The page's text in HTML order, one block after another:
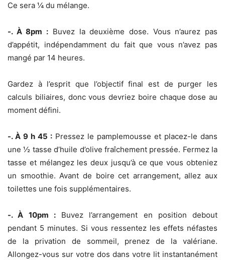
Ce sera ¼ du mélange.
-. À 8pm : Buvez la deuxième dose. Vous n’aurez pas
d’appétit, indépendamment du fait que vous n’avez pas
mangé par 14 heures.
Gardez à l’esprit que l’objectif final est de purger les
calculs biliaires, donc vous devriez boire chaque dose au
moment défini.
-. À 9 h 45 : Pressez le pamplemousse et placez-le dans
une ½ tasse d’huile d’olive fraîchement pressée. Fermez la
tasse et mélangez les deux jusqu’à ce que vous obteniez
un smoothie. Avant de boire cet arrangement, allez aux
toilettes une fois supplémentaires.
-. À 10pm :Buvez l’arrangement en position debout
pendant 5 minutes. Si vous ressentez les effets néfastes
de la privation de sommeil, prenez de la valériane.
Allongez-vous sur votre dos dans votre lit instantanément